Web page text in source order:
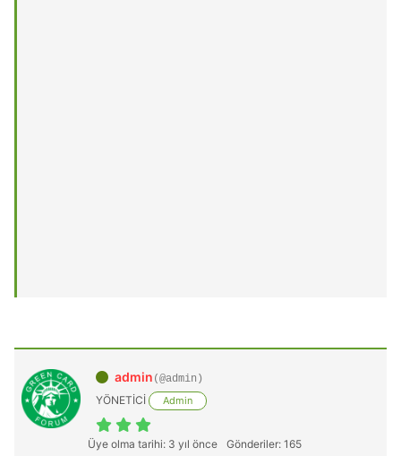
admin (@admin)
YÖNETİCİ Admin
Üye olma tarihi: 3 yıl önce Gönderiler: 165